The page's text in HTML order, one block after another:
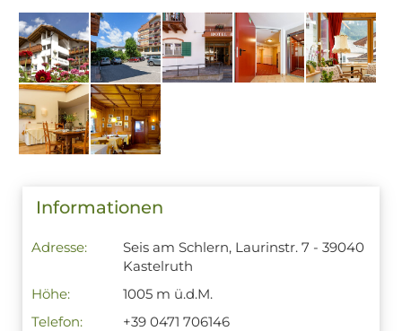
Informationen
Adresse:
Seis am Schlern, Laurinstr. 7 - 39040
Kastelruth
Höhe:
1005 m ü.d.M.
Telefon:
+39 0471 706146